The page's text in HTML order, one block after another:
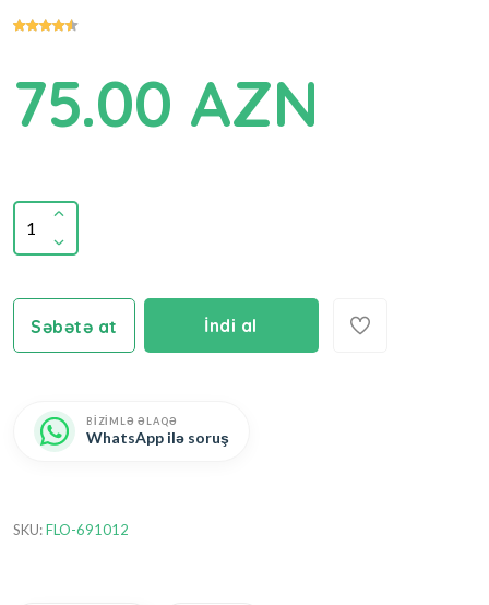
75.00 AZN
Səbətə at İndi al
BİZİMLƏ ƏLAQƏ
WhatsApp ilə soruş
SKU:FLO-691012